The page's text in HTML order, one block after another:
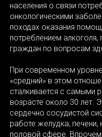
населения о связи
онкологическими
походах оказания
потреблением
граждан по вопросам
При современном
«средний» в этом
сталкивается с самыми
возрасте около 30 лет.
сердечно сосудистой
работе желудка,
половой сфере.